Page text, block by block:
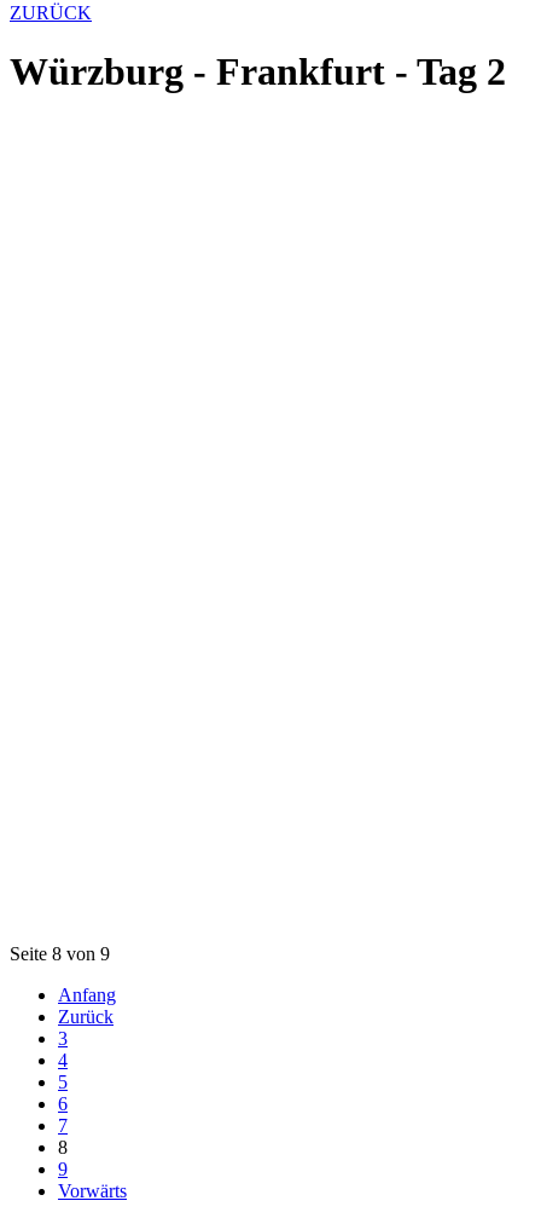
ZURÜCK
Würzburg - Frankfurt - Tag 2
Seite 8 von 9
Anfang
Zurück
3
4
5
6
7
8
9
Vorwärts